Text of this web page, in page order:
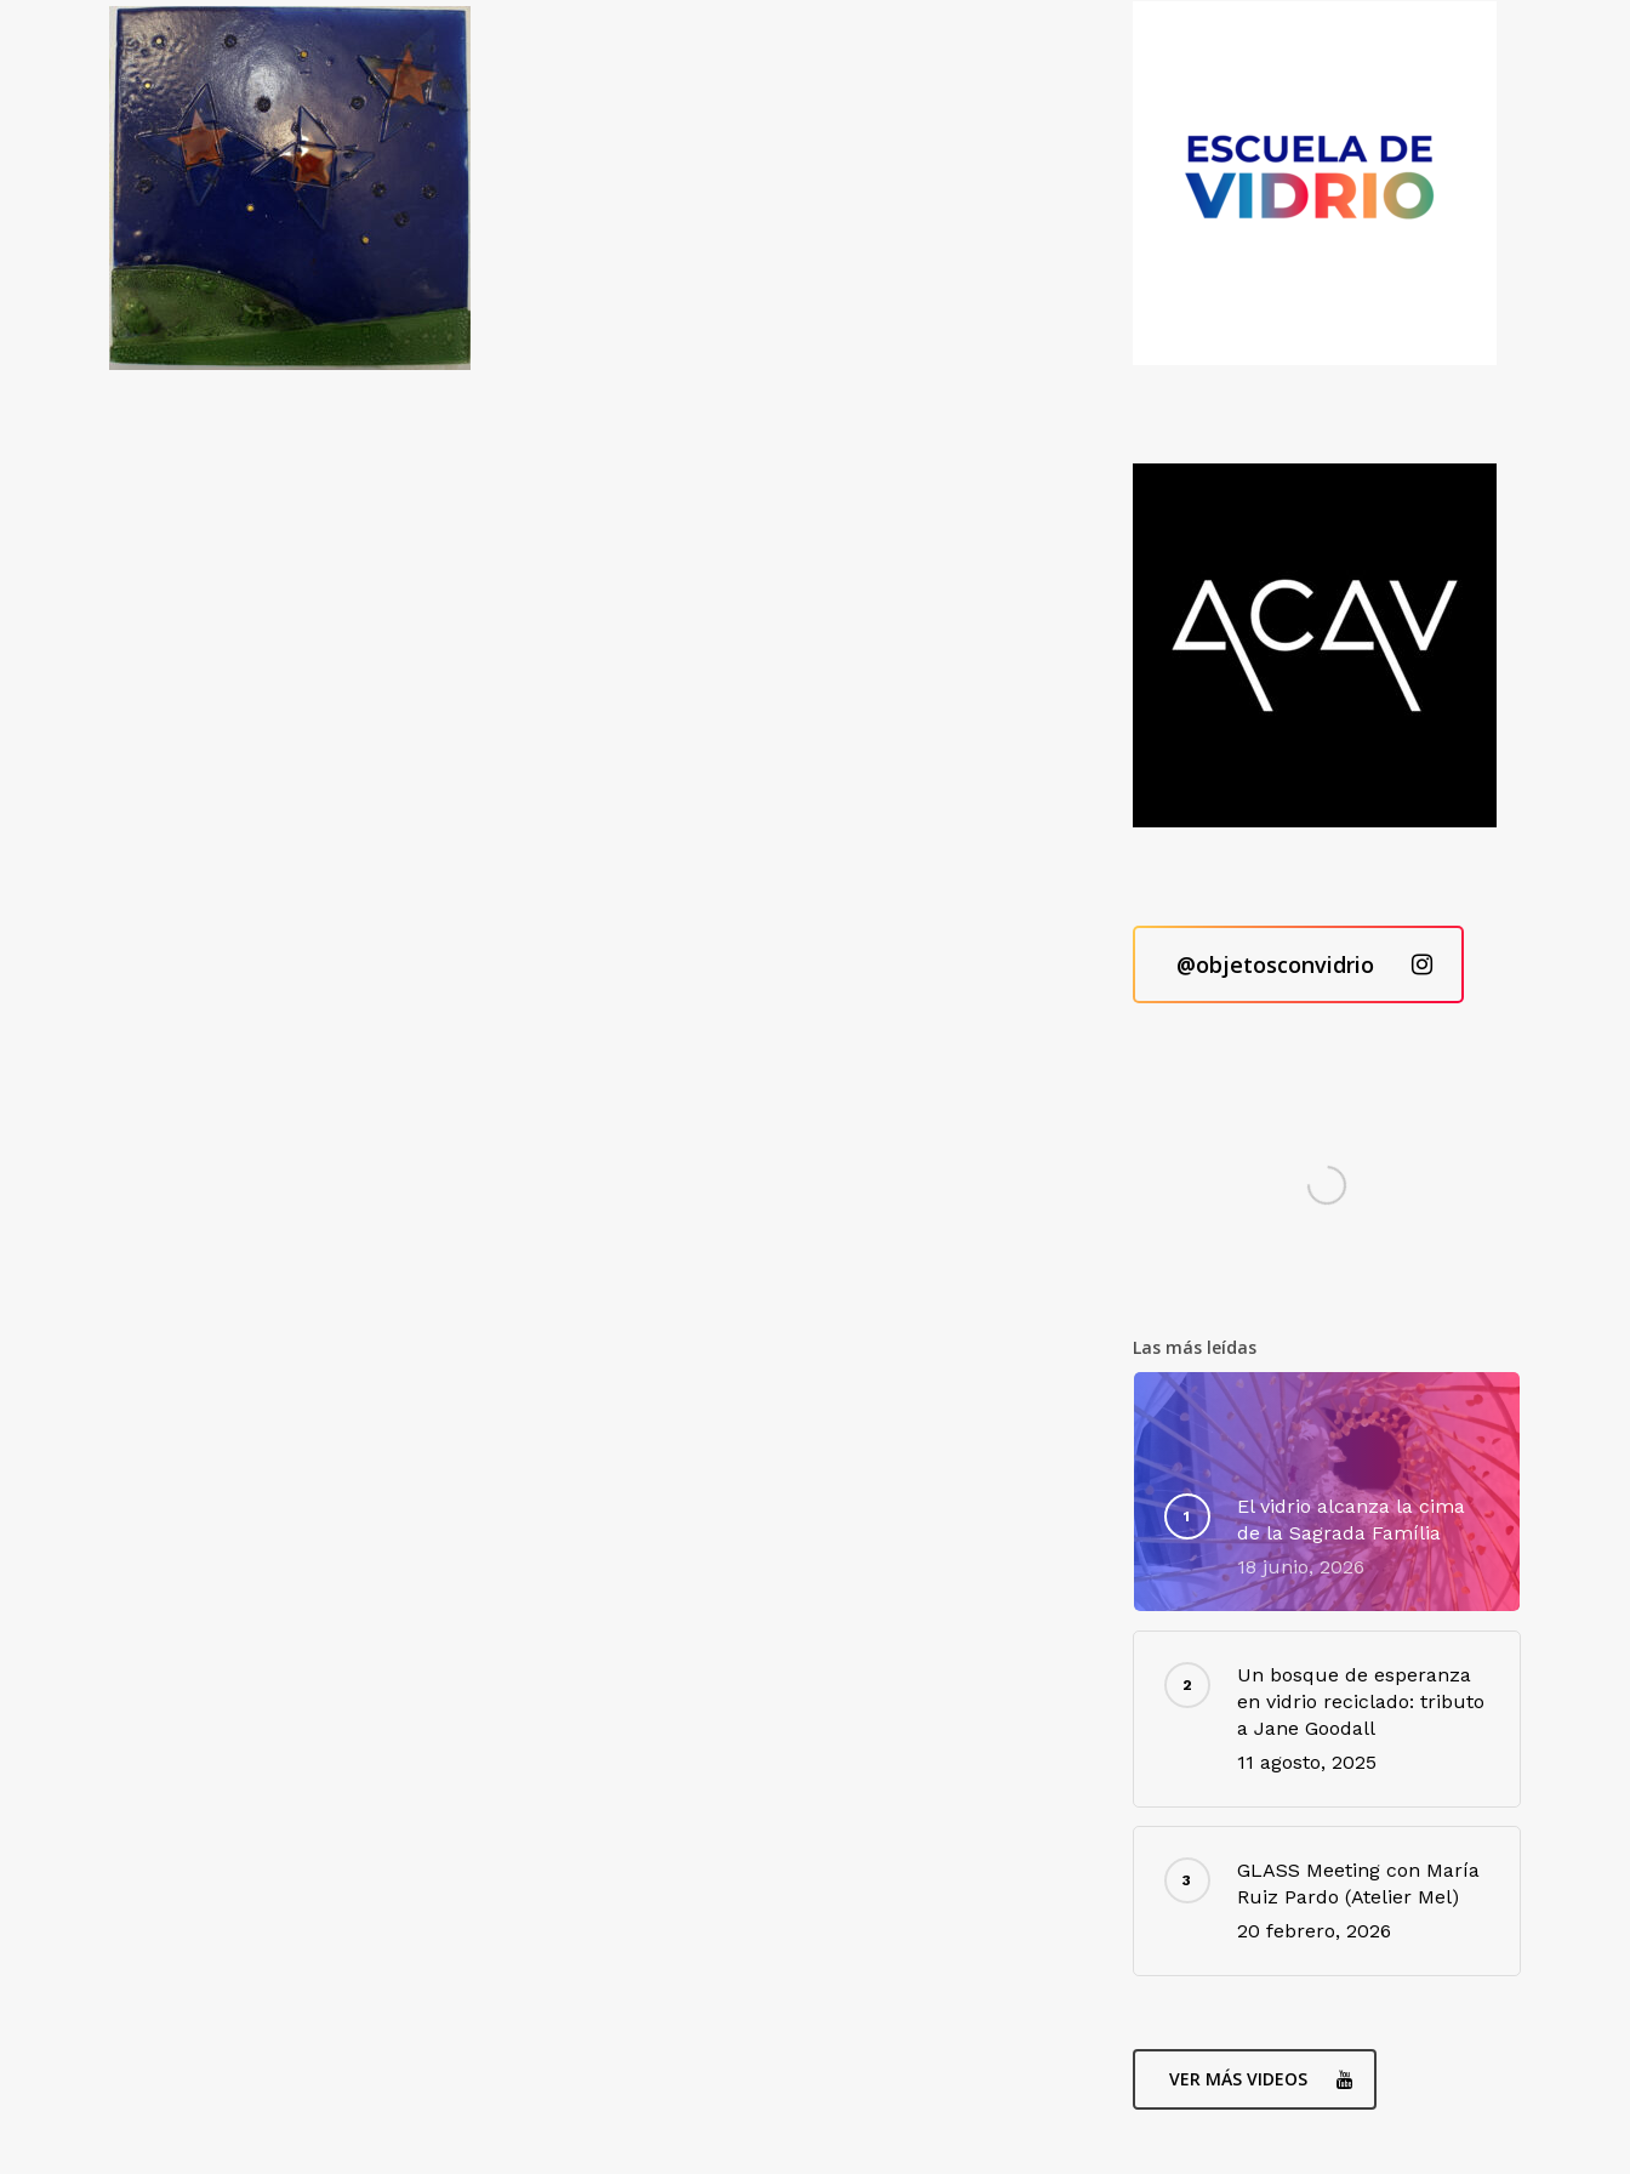
@objetosconvidrio
Las más leídas
El vidrio alcanza la cima
de la Sagrada Família
18 junio, 2026
Un bosque de esperanza
en vidrio reciclado: tributo
a Jane Goodall
11 agosto, 2025
GLASS Meeting con María
Ruiz Pardo (Atelier Mel)
20 febrero, 2026
VER MÁS VIDEOS